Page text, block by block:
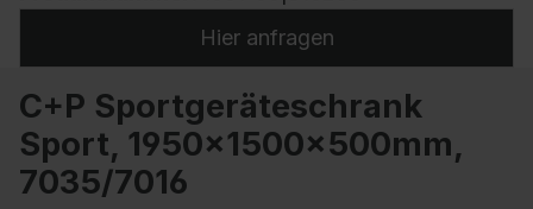
Hier anfragen
C+P Sportgeräteschrank
Sport, 1950x1500x500mm,
7035/7016